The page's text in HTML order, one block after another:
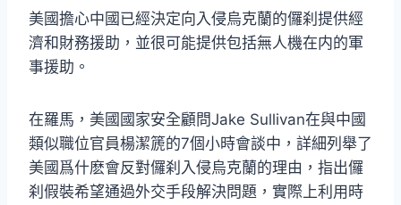
美國擔心中國已經決定向入侵烏克蘭的儸刹提供經
濟和財務援助，並很可能提供包括無人機在内的軍
事援助。
在羅馬，美國國家安全顧問Jake Sullivan在與中國
類似職位官員楊潔篪的7個小時會談中，詳細列舉了
美國爲什麽會反對儸刹入侵烏克蘭的理由，指出儸
刹假裝希望通過外交手段解決問題，實際上利用時